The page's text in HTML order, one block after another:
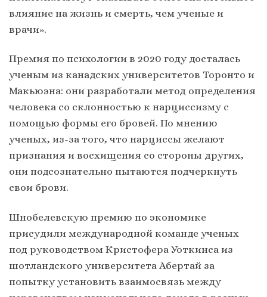
влияние на жизнь и смерть, чем ученые и
врачи».
Премия по психологии в 2020 году досталась
ученым из канадских университетов Торонто и
Макьюэна: они разработали метод определения
человека со склонностью к нарциссизму с
помощью формы его бровей. По мнению
ученых, из-за того, что нарциссы желают
признания и восхищения со стороны других,
они подсознательно пытаются подчеркнуть
свои брови.
Шнобелевскую премию по экономике
присудили международной команде ученых
под руководством Кристофера Уоткинса из
шотландского университета Абертай за
попытку установить взаимосвязь между